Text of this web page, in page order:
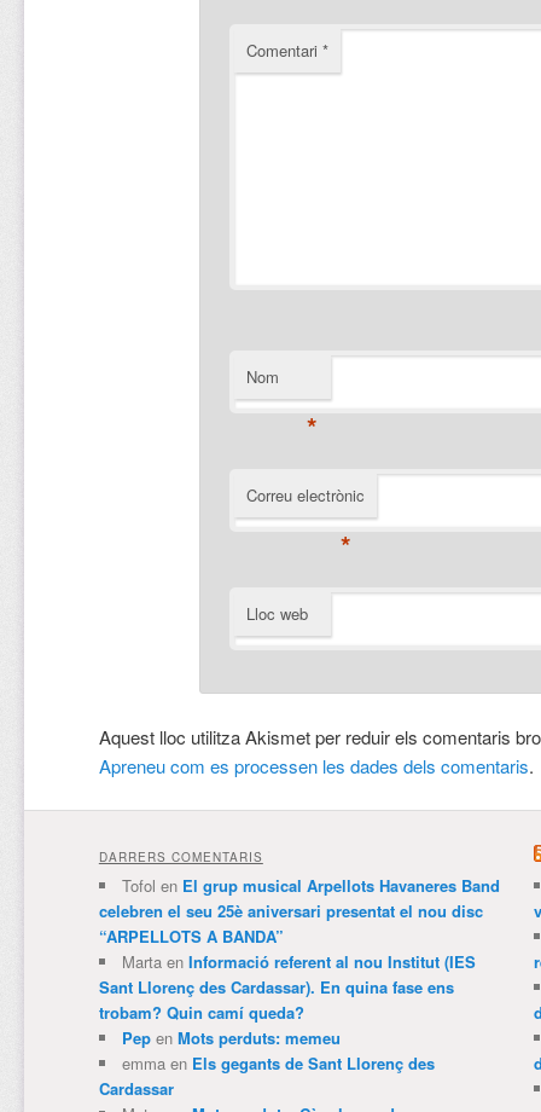
Comentari *
Nom
*
Correu electrònic
*
Lloc web
Aquest lloc utilitza Akismet per reduir els comentaris
Apreneu com es processen les dades dels comentaris.
DARRERS COMENTARIS
Tofol en El grup musical Arpellots Havaneres Band
celebren el seu 25è aniversari presentat el nou disc
“ARPELLOTS A BANDA”
Martaen Informació referent al nou Institut (IES
Sant Llorenç des Cardassar). En quina fase ens
trobam? Quin camí queda?
Pepen Mots perduts: memeu
emmaen Els gegants de Sant Llorenç des
Cardassar